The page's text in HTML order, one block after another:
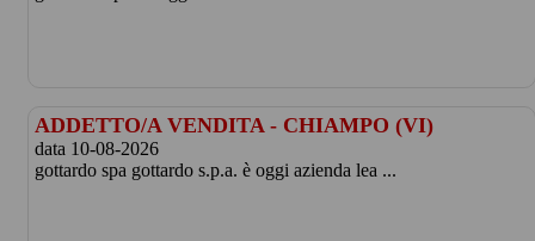
ADDETTO/A VENDITA - CHIAMPO (VI)
data 10-08-2026
gottardo spa gottardo s.p.a. è oggi azienda lea ...